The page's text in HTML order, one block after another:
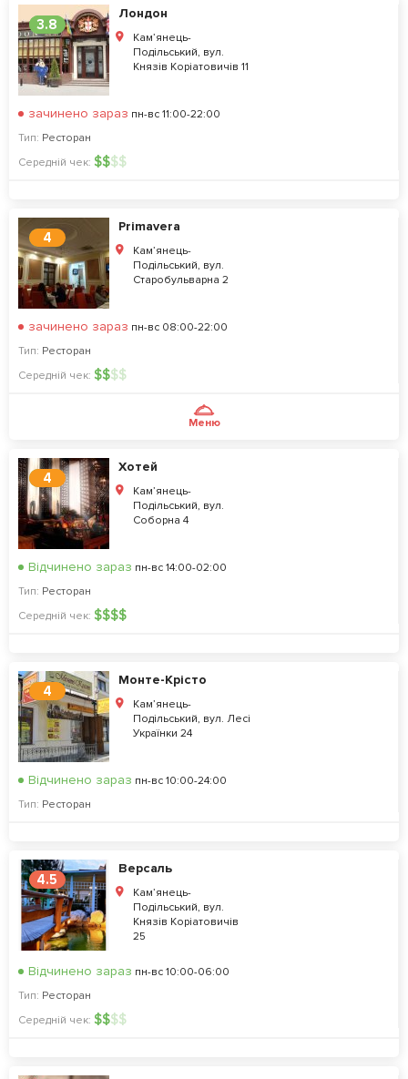
3.8
Лондон
Кам’янець-
Подільський, вул.
Князів Коріатовичів 11
зачинено зараз пн-вс 11:00-22:00
Тип: Ресторан
Середній чек: $$$$
4
Primavera
Кам’янець-
Подільський, вул.
Старобульварна 2
зачинено зараз пн-вс 08:00-22:00
Тип: Ресторан
Середній чек: $$$$
Меню
4
Хотей
Кам’янець-
Подільський, вул.
Соборна 4
Відчинено зараз пн-вс 14:00-02:00
Тип: Ресторан
Середній чек: $$$$
4
Монте-Крісто
Кам’янець-
Подільський, вул. Лесі
Українки 24
Відчинено зараз пн-вс 10:00-24:00
Тип: Ресторан
4.5
Версаль
Кам’янець-
Подільський, вул.
Князів Коріатовичів
25
Відчинено зараз пн-вс 10:00-06:00
Тип: Ресторан
Середній чек: $$$$